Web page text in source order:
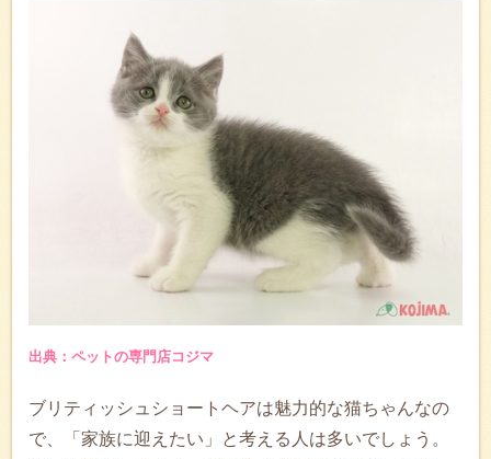
出典：ペットの専門店コジマ
ブリティッシュショートヘアは魅力的な猫ちゃんなの
で、「家族に迎えたい」と考える人は多いでしょう。